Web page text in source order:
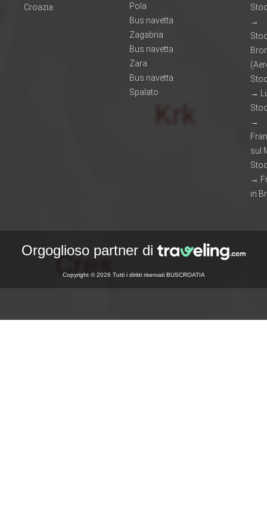
Croazia
Pola
Bus navetta
Zagabria
Bus navetta
Zara
Bus navetta
Spalato
→
→
→
sul
→
in
Orgoglioso partner di
Copyright © 2026 Tutti i diritti riservati BUSCROATIA